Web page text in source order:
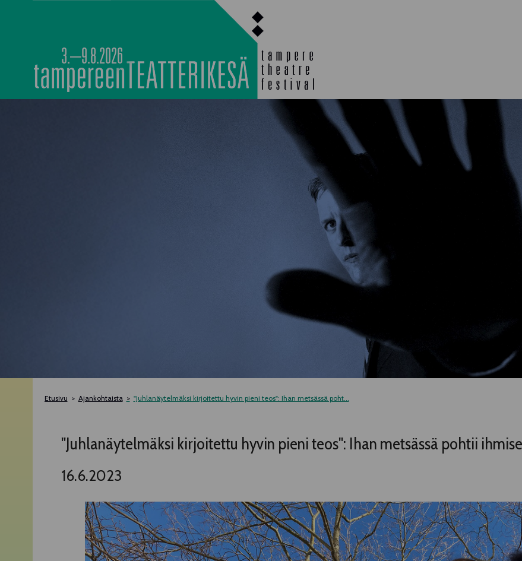
3.–9.8.2026
TELTTALAB OFF
MUU OHJELMISTO
Etusivu Ajankohtaista "Juhlanäytelmäksi kirjoitettu hyvin pieni teos": Ihan metsässä poht...
"Juhlanäytelmäksi kirjoitettu hyvin pieni teos": Ihan metsässä pohtii
16.6.2023